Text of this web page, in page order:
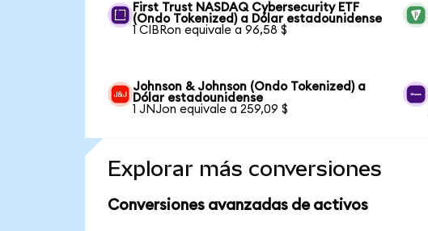
First Trust NASDAQ Cybersecurity ETF
(Ondo Tokenized) a Dólar estadounidense
1 CIBRon equivale a 96,58 $
Johnson & Johnson (Ondo Tokenized) a
Dólar estadounidense
1 JNJon equivale a 259,09 $
Explorar más conversiones
Conversiones avanzadas de activos